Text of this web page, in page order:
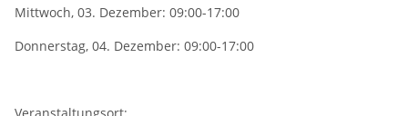
Mittwoch, 03. Dezember: 09:00-17:00
Donnerstag, 04. Dezember: 09:00-17:00